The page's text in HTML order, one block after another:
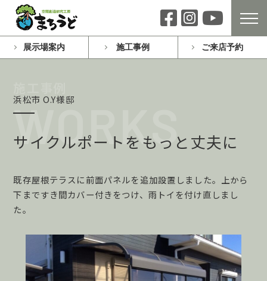
展示場案内 施工事例 ご来店予約
浜松市 O.Y様邸
サイクルポートをもっと丈夫に
既存屋根テラスに前面パネルを追加設置しました。上から
下まですき間カバー付きをつけ、雨トイを付け直しまし
た。